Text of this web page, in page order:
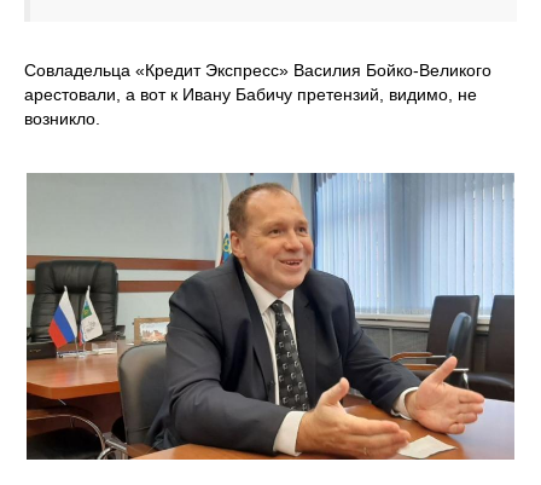
Совладельца «Кредит Экспресс» Василия Бойко-Великого
арестовали, а вот к Ивану Бабичу претензий, видимо, не
возникло.